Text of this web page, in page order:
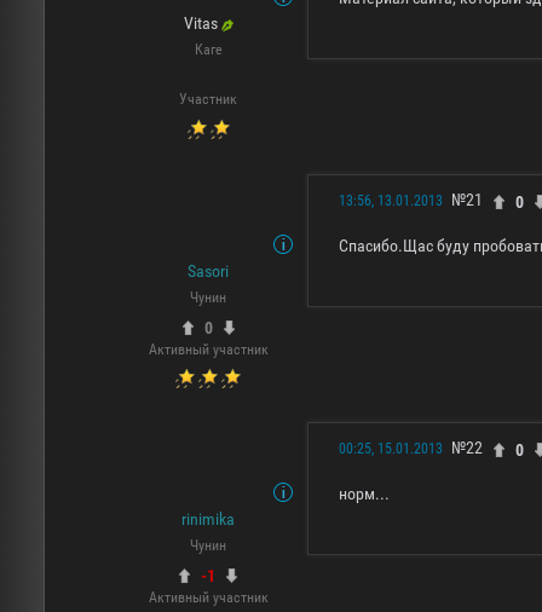
Vitas
Каге
Участник
Sasori
Чунин
0
Активный участник
13:56, 13.01.2013 №21 0
Спасибо.Щас буду
rinimika
Чунин
-1
Активный участник
00:25, 15.01.2013 №22 0
норм...